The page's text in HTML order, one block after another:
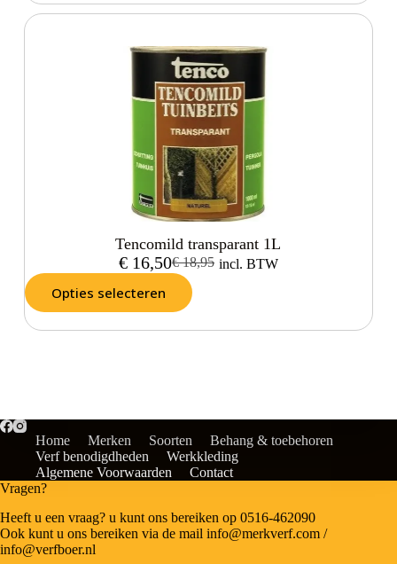
Tencomild transparant 1L
€18,95
€16,50 incl. BTW
Opties selecteren
Home Merken Soorten
Behang & toebehoren
Verf benodigdheden
Werkkleding
Algemene Voorwaarden
Contact
Vragen?
Heeft u een vraag? u kunt ons bereiken op 0516-462090
Ook kunt u ons bereiken via de mail info@merkverf.com /
info@verfboer.nl